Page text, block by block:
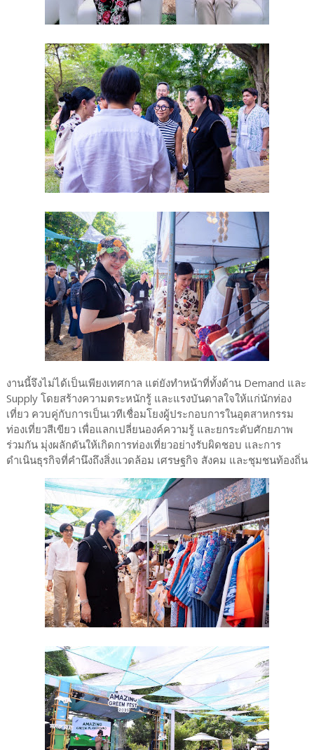
งานนี้จึงไม่ได้เป็นเพียงเทศกาล แต่ยังทำหน้าที่ทั้งด้าน Demand และ
Supply โดยสร้างความตระหนักรู้ และแรงบันดาลใจให้แก่นักท่อง
เที่ยว ควบคู่กับการเป็นเวทีเชื่อมโยงผู้ประกอบการในอุตสาหกรรม
ท่องเที่ยวสีเขียว เพื่อแลกเปลี่ยนองค์ความรู้ และยกระดับศักยภาพ
ร่วมกัน มุ่งผลักดันให้เกิดการท่องเที่ยวอย่างรับผิดชอบ และการ
ดำเนินธุรกิจที่คำนึงถึงสิ่งแวดล้อม เศรษฐกิจ สังคม และชุมชนท้องถิ่น